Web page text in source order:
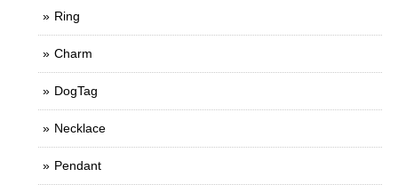
Ring
Charm
DogTag
Necklace
Pendant